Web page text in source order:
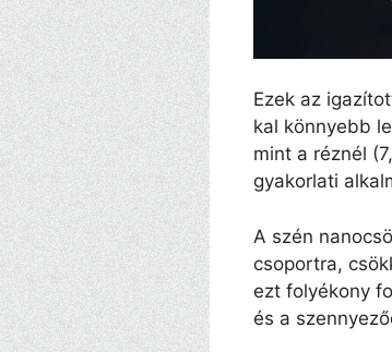
Ezek az
kal könnyebb
mint a réznél
gyakorlati
A szén
csoportra,
ezt folyékony
és a